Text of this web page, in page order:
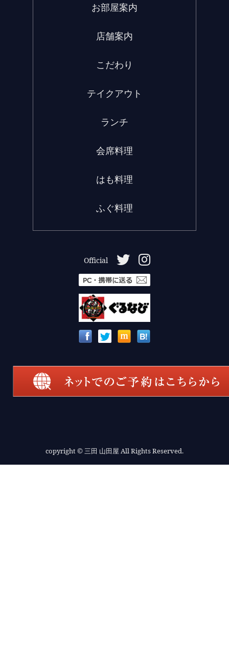
お部屋案内
店舗案内
こだわり
テイクアウト
ランチ
会席料理
はも料理
ふぐ料理
Official
copyright© 三田 山田屋 All Rights Reserved.